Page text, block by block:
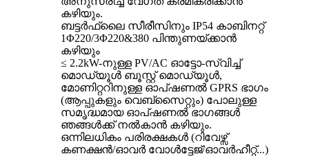
കഴിയും.
ബട്ടർഫ്ലൈ സീരീസിനും IP54 കാബിനറ്റ്
1Φ220/3Φ220&380 പിന്തുണയ്ക്കാൻ
കഴിയും
≤ 2.2kW-നുള്ള PV/AC ഓട്ടോ-സ്വിച്ച്
മൊഡ്യൂൾ ബൂസ്റ്റ് മൊഡ്യൂൾ,
മോണിറ്ററിനുള്ള ഓപ്‌ഷണൽ GPRS ഭാഗം
(ആപ്പുകളും വെബ്‌സൈറ്റും) പോലുള്ള
സമൃദ്ധമായ ഓപ്‌ഷണൽ ഭാഗങ്ങൾ
ഞങ്ങൾക്ക് നൽകാൻ കഴിയും.
ഒന്നിലധികം പരിരക്ഷകൾ (റിവേഴ്സ്
കണക്ഷൻ/ഓവർ വോൾട്ടേജ്/ഓവർഹീറ്റ്...)